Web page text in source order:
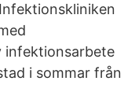
infektionsarbete
i sommar från